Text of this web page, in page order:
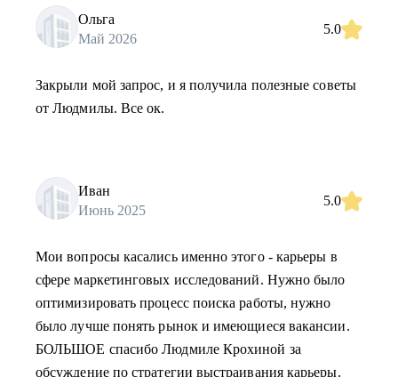
Ольга
Май 2026
5.0
Закрыли мой запрос, и я получила полезные советы
от Людмилы. Все ок.
Иван
Июнь 2025
5.0
Мои вопросы касались именно этого - карьеры в
сфере маркетинговых исследований. Нужно было
оптимизировать процесс поиска работы, нужно
было лучше понять рынок и имеющиеся вакансии.
БОЛЬШОЕ спасибо Людмиле Крохиной за
обсуждение по стратегии выстраивания карьеры.